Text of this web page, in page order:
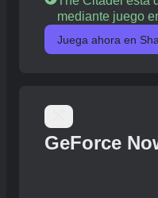
mediante juego
Juega ahora en
GeForce